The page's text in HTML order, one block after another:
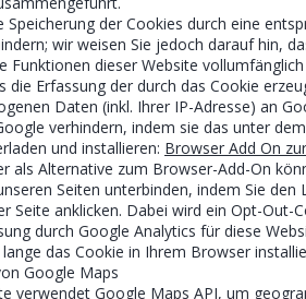
Speicherung der Cookies durch eine
wir weisen Sie jedoch darauf hin,
Funktionen dieser Website
die Erfassung der durch das Cookie
Daten (inkl. Ihrer IP-Adresse) an
verhindern, indem sie das unter
und installieren: Browser Add On
als Alternative zum Browser-Add-On
Seiten unterbinden, indem Sie den
Seite anklicken. Dabei wird ein Opt-
durch Google Analytics für diese
das Cookie in Ihrem Browser
Google Maps
verwendet Google Maps API, um